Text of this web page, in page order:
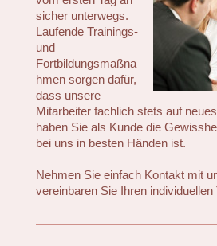
sicher unterwegs.
Laufende Trainings-
und
Fortbildungsmaßna
hmen sorgen dafür,
dass unsere
Mitarbeiter fachlich stets auf
haben Sie als Kunde die
bei uns in besten Händen ist.
Nehmen Sie einfach Kontakt mit
vereinbaren Sie Ihren individuellen